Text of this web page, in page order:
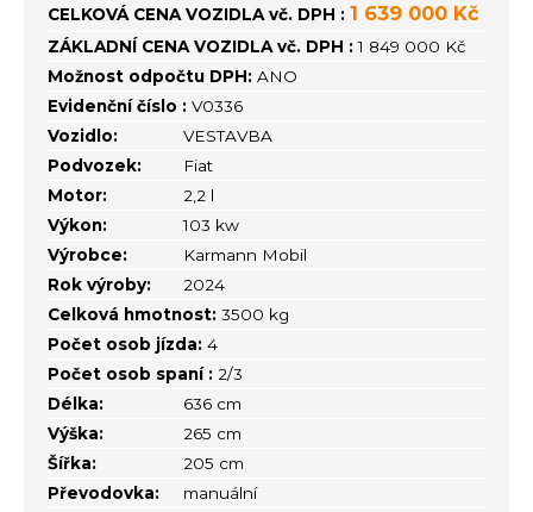
CELKOVÁ CENA VOZIDLA vč. DPH : 1 639 000 Kč
ZÁKLADNÍ CENA VOZIDLA vč. DPH : 1 849 000 Kč
Možnost odpočtu DPH: ANO
Evidenční číslo : V0336
Vozidlo:
VESTAVBA
Podvozek:
Fiat
Motor:
2,2 l
Výkon:
103 kw
Výrobce:
Karmann Mobil
Rok výroby:
2024
Celková hmotnost: 3500 kg
Počet osob jízda: 4
Počet osob spaní : 2/3
Délka:
636 cm
Výška:
265 cm
Šířka:
205 cm
Převodovka:
manuální